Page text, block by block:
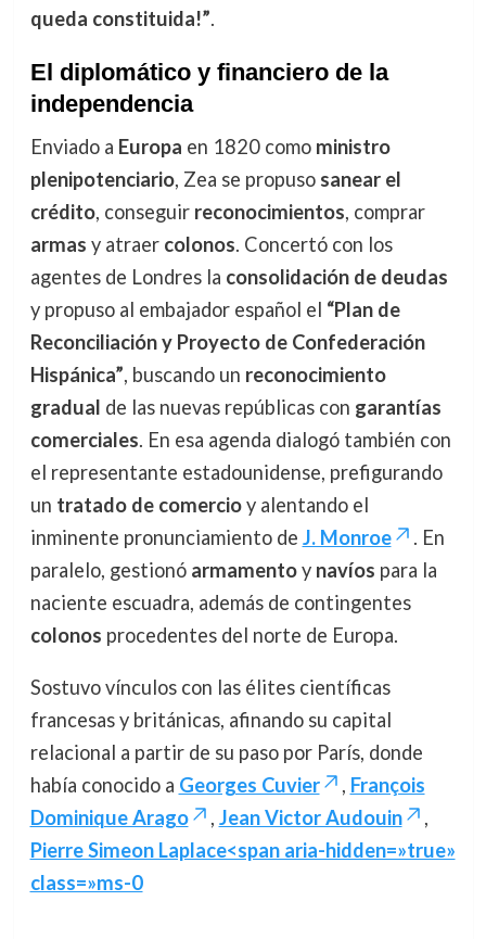
queda constituida!”.
El diplomático y financiero de la
independencia
Enviado a Europa en 1820 como ministro
plenipotenciario, Zea se propuso sanear el
crédito, conseguir reconocimientos, comprar
armas y atraer colonos. Concertó con los
agentes de Londres la consolidación de deudas
y propuso al embajador español el “Plan de
Reconciliación y Proyecto de Confederación
Hispánica”, buscando un reconocimiento
gradual de las nuevas repúblicas con garantías
comerciales. En esa agenda dialogó también con
el representante estadounidense, prefigurando
un tratado de comercioy alentando el
inminente pronunciamiento de J. Monroe
. En
paralelo, gestionó armamentoy navíos para la
naciente escuadra, además de contingentes
colonos procedentes del norte de Europa.
Sostuvo vínculos con las élites científicas
francesas y británicas, afinando su capital
relacional a partir de su paso por París, donde
había conocido a Georges Cuvier , François
Dominique Arago
, Jean Victor Audouin
,
Pierre Simeon Laplace<span aria-hidden=»true»
class=»ms-0